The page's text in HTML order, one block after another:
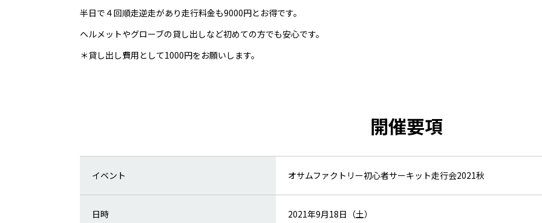
半日で４回順走逆走があり走行料金も9000円とお得です。
ヘルメットやグローブの貸し出しなど初めての方でも安心です。
＊貸し出し費用として1000円をお願いします。
開催要項
イベント オサムファクトリー初心者サーキット走行会2021秋
日時 2021年9月18日（土）